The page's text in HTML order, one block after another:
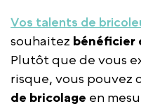
Vos talents de
souhaitez bénéficier
Plutôt que de vous
risque, vous pouvez
de bricolage en